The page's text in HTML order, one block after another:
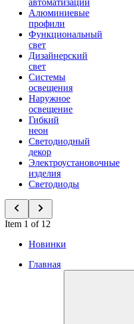
автоматизации
Алюминиевые
профили
Функциональный
свет
Дизайнерский
свет
Системы
освещения
Наружное
освещение
Гибкий
неон
Светодиодный
декор
Электроустановочные
изделия
Светодиоды
Item 1 of 12
Новинки
Главная